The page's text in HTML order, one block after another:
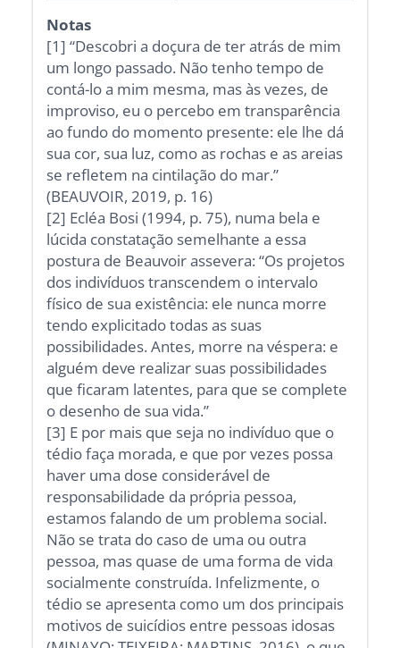
Notas
[1] “Descobri a doçura de ter atrás de mim
um longo passado. Não tenho tempo de
contá-lo a mim mesma, mas às vezes, de
improviso, eu o percebo em transparência
ao fundo do momento presente: ele lhe dá
sua cor, sua luz, como as rochas e as areias
se refletem na cintilação do mar.”
(BEAUVOIR, 2019, p. 16)
[2] Ecléa Bosi (1994, p. 75), numa bela e
lúcida constatação semelhante a essa
postura de Beauvoir assevera: “Os projetos
dos indivíduos transcendem o intervalo
físico de sua existência: ele nunca morre
tendo explicitado todas as suas
possibilidades. Antes, morre na véspera: e
alguém deve realizar suas possibilidades
que ficaram latentes, para que se complete
o desenho de sua vida.”
[3] E por mais que seja no indivíduo que o
tédio faça morada, e que por vezes possa
haver uma dose considerável de
responsabilidade da própria pessoa,
estamos falando de um problema social.
Não se trata do caso de uma ou outra
pessoa, mas quase de uma forma de vida
socialmente construída. Infelizmente, o
tédio se apresenta como um dos principais
motivos de suicídios entre pessoas idosas